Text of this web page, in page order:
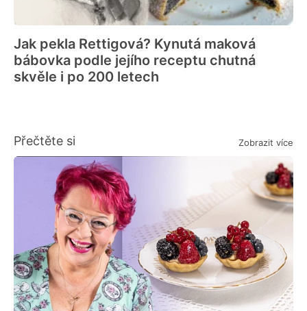
Jak pekla Rettigová? Kynutá maková
bábovka podle jejího receptu chutná
skvěle i po 200 letech
Přečtěte si Zobrazit více